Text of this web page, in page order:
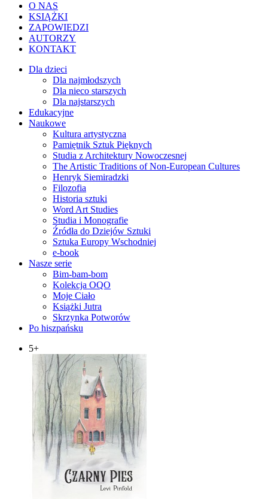
O NAS
KSIĄŻKI
ZAPOWIEDZI
AUTORZY
KONTAKT
Dla dzieci
Dla najmłodszych
Dla nieco starszych
Dla najstarszych
Edukacyjne
Naukowe
Kultura artystyczna
Pamiętnik Sztuk Pięknych
Studia z Architektury Nowoczesnej
The Artistic Traditions of Non-European Cultures
Henryk Siemiradzki
Filozofia
Historia sztuki
Word Art Studies
Studia i Monografie
Źródła do Dziejów Sztuki
Sztuka Europy Wschodniej
e-book
Nasze serie
Bim-bam-bom
Kolekcja OQO
Moje Ciało
Książki Jutra
Skrzynka Potworów
Po hiszpańsku
5+